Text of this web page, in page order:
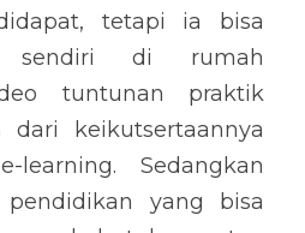
tetapi ia bisa
sendiri di rumah
tuntunan praktik
dari keikutsertaannya
learning. Sedangkan
yang bisa